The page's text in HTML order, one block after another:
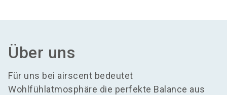
Über uns
Für uns bei airscent bedeutet
Wohlfühlatmosphäre die perfekte Balance aus